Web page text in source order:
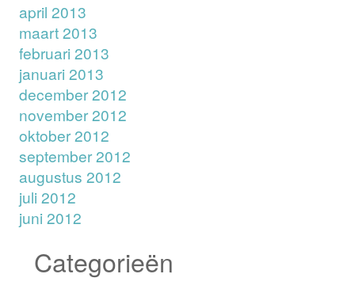
april 2013
maart 2013
februari 2013
januari 2013
december 2012
november 2012
oktober 2012
september 2012
augustus 2012
juli 2012
juni 2012
Categorieën